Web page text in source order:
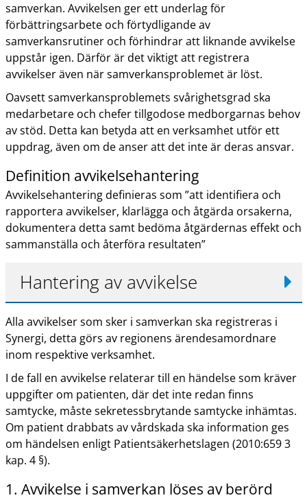
samverkan. Avvikelsen ger ett underlag för
förbättringsarbete och förtydligande av
samverkansrutiner och förhindrar att liknande avvikelse
uppstår igen. Därför är det viktigt att registrera
avvikelser även när samverkansproblemet är löst.
Oavsett samverkansproblemets svårighetsgrad ska
medarbetare och chefer tillgodose medborgarnas behov
av stöd. Detta kan betyda att en verksamhet utför ett
uppdrag, även om de anser att det inte är deras ansvar.
Definition avvikelsehantering
Avvikelsehantering definieras som ”att identifiera och
rapportera avvikelser, klarlägga och åtgärda orsakerna,
dokumentera detta samt bedöma åtgärdernas effekt och
sammanställa och återföra resultaten”
Hantering av avvikelse
Alla avvikelser som sker i samverkan ska registreras i
Synergi, detta görs av regionens ärendesamordnare
inom respektive verksamhet.
I de fall en avvikelse relaterar till en händelse som kräver
uppgifter om patienten, där det inte redan finns
samtycke, måste sekretessbrytande samtycke inhämtas.
Om patient drabbats av vårdskada ska information ges
om händelsen enligt Patientsäkerhetslagen (2010:659 3
kap. 4 §).
1. Avvikelse i samverkan löses av berörd